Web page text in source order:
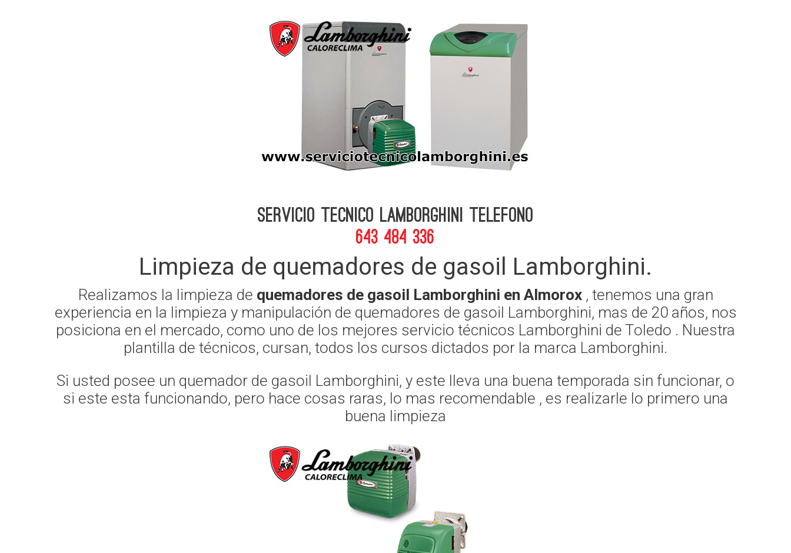
Servicio Tecnico Lamborghini telefono
643 484 336
Limpieza de quemadores de gasoil Lamborghini.
Realizamos la limpieza de quemadores de gasoil Lamborghini en Almorox , tenemos una gran
experiencia en la limpieza y manipulación de quemadores de gasoil Lamborghini, mas de 20 años, nos
posiciona en el mercado, como uno de los mejores servicio técnicos Lamborghini de Toledo . Nuestra
plantilla de técnicos, cursan, todos los cursos dictados por la marca Lamborghini.
Si usted posee un quemador de gasoil Lamborghini, y este lleva una buena temporada sin funcionar, o
si este esta funcionando, pero hace cosas raras, lo mas recomendable , es realizarle lo primero una
buena limpieza